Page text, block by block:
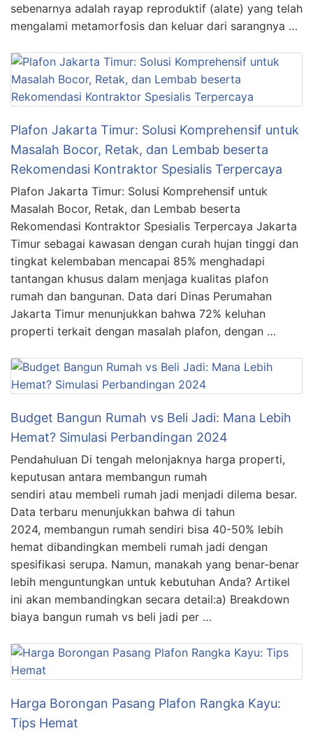
sebenarnya adalah rayap reproduktif (alate) yang telah
mengalami metamorfosis dan keluar dari sarangnya …
Plafon Jakarta Timur: Solusi Komprehensif untuk
Masalah Bocor, Retak, dan Lembab beserta
Rekomendasi Kontraktor Spesialis Terpercaya
Plafon Jakarta Timur: Solusi Komprehensif untuk
Masalah Bocor, Retak, dan Lembab beserta
Rekomendasi Kontraktor Spesialis Terpercaya Jakarta
Timur sebagai kawasan dengan curah hujan tinggi dan
tingkat kelembaban mencapai 85% menghadapi
tantangan khusus dalam menjaga kualitas plafon
rumah dan bangunan. Data dari Dinas Perumahan
Jakarta Timur menunjukkan bahwa 72% keluhan
properti terkait dengan masalah plafon, dengan …
Budget Bangun Rumah vs Beli Jadi: Mana Lebih
Hemat? Simulasi Perbandingan 2024
Pendahuluan Di tengah melonjaknya harga properti,
keputusan antara membangun rumah
sendiri atau membeli rumah jadi menjadi dilema besar.
Data terbaru menunjukkan bahwa di tahun
2024, membangun rumah sendiri bisa 40-50% lebih
hemat dibandingkan membeli rumah jadi dengan
spesifikasi serupa. Namun, manakah yang benar-benar
lebih menguntungkan untuk kebutuhan Anda? Artikel
ini akan membandingkan secara detail:a) Breakdown
biaya bangun rumah vs beli jadi per …
Harga Borongan Pasang Plafon Rangka Kayu:
Tips Hemat